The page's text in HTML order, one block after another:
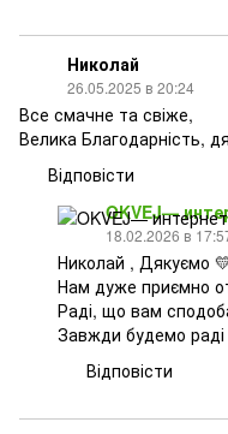
Николай
26.05.2025 в 20:24
Все смачне та свіже,
Велика Благодарність,
Відповісти
OKVEJ—
18.02.2026 в
Николай , Дякуємо
Нам дуже приємно
Раді, що вам
Завжди будемо
Відповісти